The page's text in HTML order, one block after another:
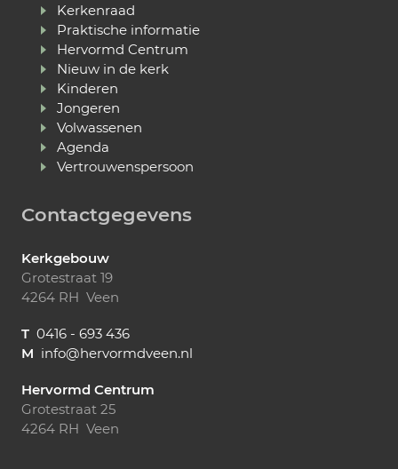
Kerkenraad
Praktische informatie
Hervormd Centrum
Nieuw in de kerk
Kinderen
Jongeren
Volwassenen
Agenda
Vertrouwenspersoon
Contactgegevens
Kerkgebouw
Grotestraat 19
4264 RH Veen
T 0416 - 693 436
M info@hervormdveen.nl
Hervormd Centrum
Grotestraat 25
4264 RH Veen